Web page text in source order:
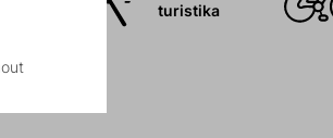
turistika